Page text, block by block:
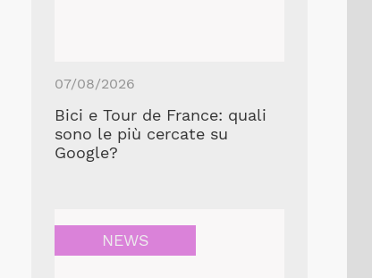
07/08/2026
Bici e Tour de France: quali
sono le più cercate su
Google?
NEWS